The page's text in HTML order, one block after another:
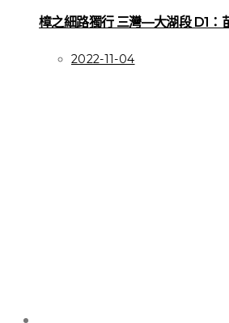
樟之細路獨行 三灣—大湖段 D1：
2022-11-04